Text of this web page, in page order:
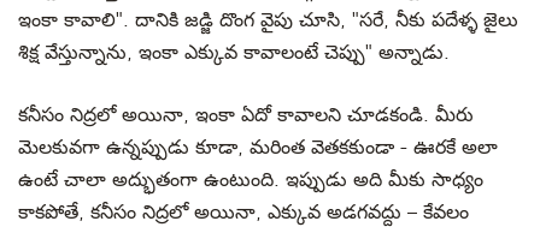
ఇంకా కావాలి". దానికి జడ్జి దొంగ వైపు చూసి, "సరే, నీకు పదేళ్ళ జైలు
శిక్ష వేస్తున్నాను, ఇంకా ఎక్కువ కావాలంటే చెప్పు" అన్నాడు.
కనీసం నిద్రలో అయినా, ఇంకా ఏదో కావాలని చూడకండి. మీరు
మెలకువగా ఉన్నప్పుడు కూడా, మరింత వెతకకుండా - ఊరకే అలా
ఉంటే చాలా అద్భుతంగా ఉంటుంది. ఇప్పుడు అది మీకు సాధ్యం
కాకపోతే, కనీసం నిద్రలో అయినా, ఎక్కువ అడగవద్దు – కేవలం